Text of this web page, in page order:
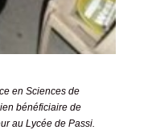
en Sciences de
bénéficiaire de
au Lycée de Passi.